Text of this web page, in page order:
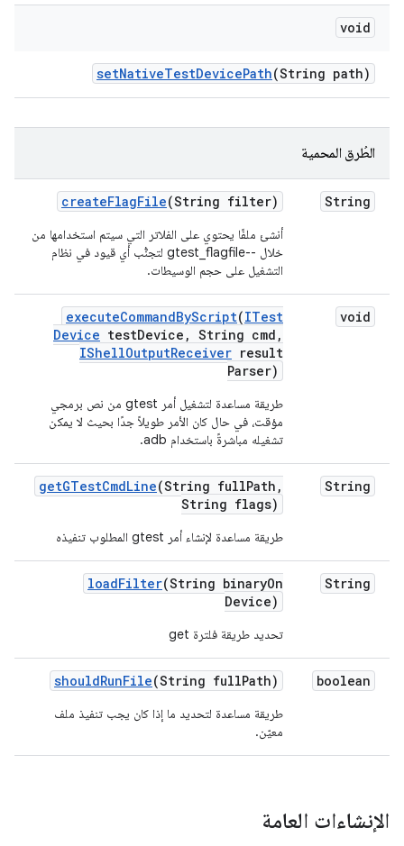
void
setNativeTestDevicePath(String path)
الطُرق المحمية
String
createFlagFile(String filter)
أنشئ ملفًا يحتوي على الفلاتر التي سيتم استخدامها من
خلال --gtest_flagfile لتجنُّب أي قيود في نظام
التشغيل على حجم الوسيطات.
void
executeCommandByScript(ITest
Device testDevice , String cmd ,
IShellOutputReceiver result
Parser)
طريقة مساعدة لتشغيل أمر gtest من نص برمجي
مؤقت، في حال كان الأمر طويلاً جدًا بحيث لا يمكن
تشغيله مباشرةً باستخدام adb.
String
getGTestCmdLine(String fullPath ,
String flags)
طريقة مساعدة لإنشاء أمر gtest المطلوب تنفيذه
String
loadFilter(String binaryOn
Device)
تحديد طريقة فلترة get
boolean
shouldRunFile(String fullPath)
طريقة مساعدة لتحديد ما إذا كان يجب تنفيذ ملف
معيّن.
الإنشاءات العامة